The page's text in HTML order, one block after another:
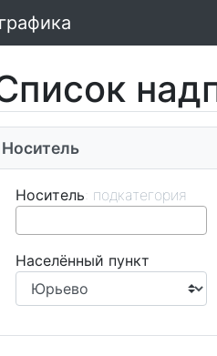
Носитель
Носитель
Населённый пункт